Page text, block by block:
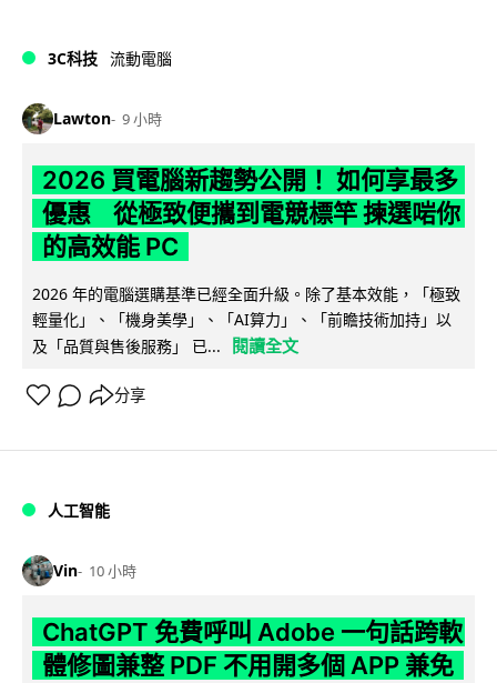
3C科技 流動電腦
Lawton 9 小時
2026 買電腦新趨勢公開！ 如何享最多
優惠 從極致便攜到電競標竿 揀選啱你
的高效能 PC
2026 年的電腦選購基準已經全面升級。除了基本效能，「極致
輕量化」、「機身美學」、「AI算力」、「前瞻技術加持」以
及「品質與售後服務」 已...
閱讀全文
分享
人工智能
Vin 10 小時
ChatGPT 免費呼叫 Adobe 一句話跨軟
體修圖兼整 PDF 不用開多個 APP 兼免